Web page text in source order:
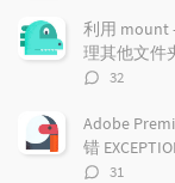
数：
利用 mount
理其他文件
评
数：
32
Adobe
错
评
31